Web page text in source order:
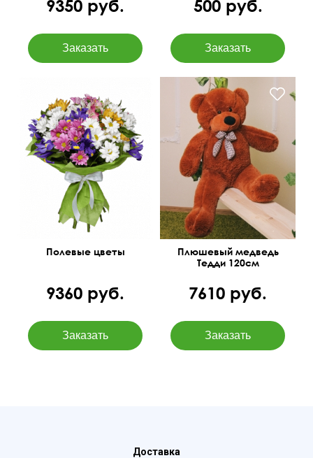
9350 руб. 500 руб.
Полевые цветы
9360 руб.
Плюшевый медведь
Тедди 120см
7610 руб.
Доставка